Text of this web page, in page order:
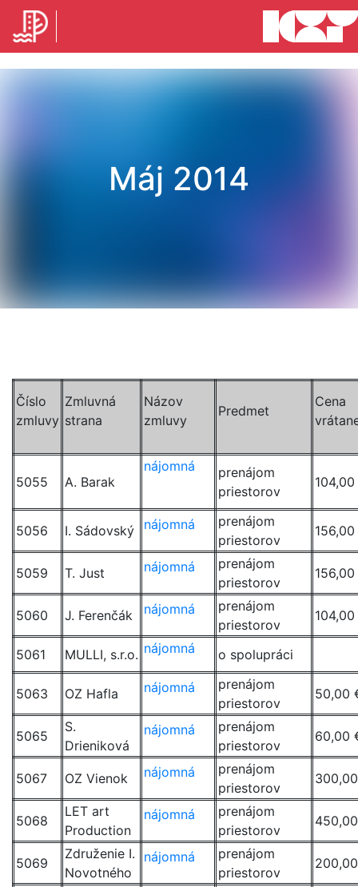
Máj 2014
Číslo
zmluvy
Zmluvná
strana
Názov
zmluvy
Predmet
Cena
5055 A. Barak
nájomná
prenájom
priestorov
5056 I. Sádovský nájomná
prenájom
priestorov
5059 T. Just nájomná
prenájom
priestorov
5060 J. Ferenčák nájomná
prenájom
priestorov
5061 MULLI, s.r.o. nájomná o spolupráci
5063 OZ Hafla nájomná
prenájom
priestorov
50,00
5065
S.
Drieniková
nájomná
prenájom
priestorov
60,00
5067 OZ Vienok nájomná
prenájom
priestorov
5068
LET art
Production
nájomná
prenájom
priestorov
5069
Združenie I.
Novotného
nájomná
prenájom
priestorov